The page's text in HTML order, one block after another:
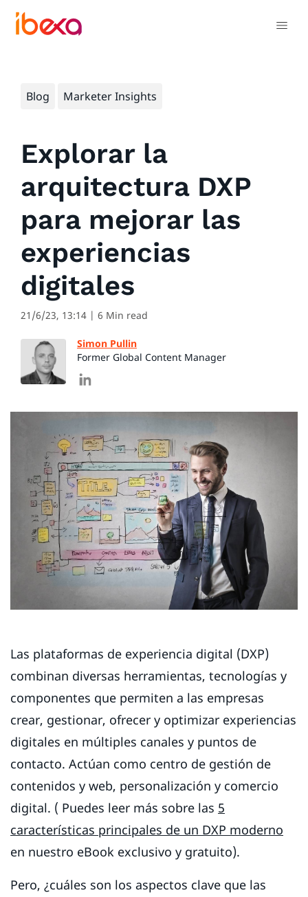
Blog Marketer Insights
Explorar la
arquitectura DXP
para mejorar las
experiencias
digitales
21/6/23, 13:14 | 6 Min read
Simon Pullin
Former Global Content Manager
Las plataformas de experiencia digital (DXP)
combinan diversas herramientas, tecnologías y
componentes que permiten a las empresas
crear, gestionar, ofrecer y optimizar experiencias
digitales en múltiples canales y puntos de
contacto. Actúan como centro de gestión de
contenidos y web, personalización y comercio
digital. ( Puedes leer más sobre las 5
características principales de un DXP moderno
en nuestro eBook exclusivo y gratuito).
Pero, ¿cuáles son los aspectos clave que las